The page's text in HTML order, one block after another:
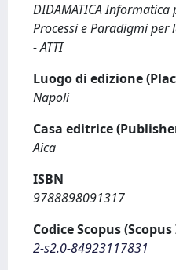
DIDAMATICA
Processi e Paradigmi per
- ATTI
Luogo di edizione
Napoli
Casa editrice
Aica
ISBN
9788898091317
Codice Scopus
2-s2.0-84923117831